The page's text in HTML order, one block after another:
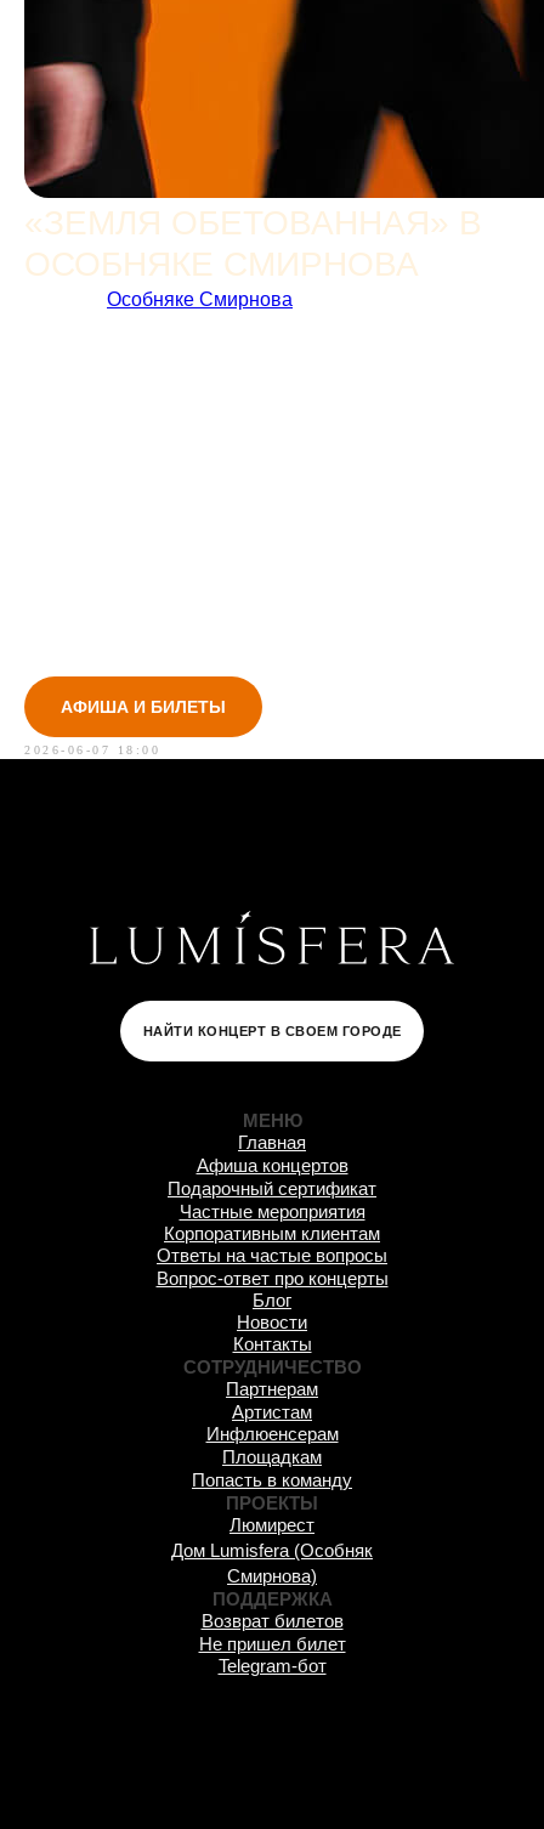
«ЗЕМЛЯ ОБЕТОВАННАЯ» В
ОСОБНЯКЕ СМИРНОВА
Особняке Смирнова
АФИША И БИЛЕТЫ
2026-06-07 18:00
НАЙТИ КОНЦЕРТ В СВОЕМ ГОРОДЕ
МЕНЮ
Главная
Афиша концертов
Подарочный сертификат
Частные мероприятия
Корпоративным клиентам
Ответы на частые вопросы
Вопрос-ответ про концерты
Блог
Новости
Контакты
СОТРУДНИЧЕСТВО
Партнерам
Артистам
Инфлюенсерам
Площадкам
Попасть в команду
ПРОЕКТЫ
Люмирест
Дом Lumisfera (Особняк
Смирнова)
ПОДДЕРЖКА
Возврат билетов
Не пришел билет
Telegram-бот